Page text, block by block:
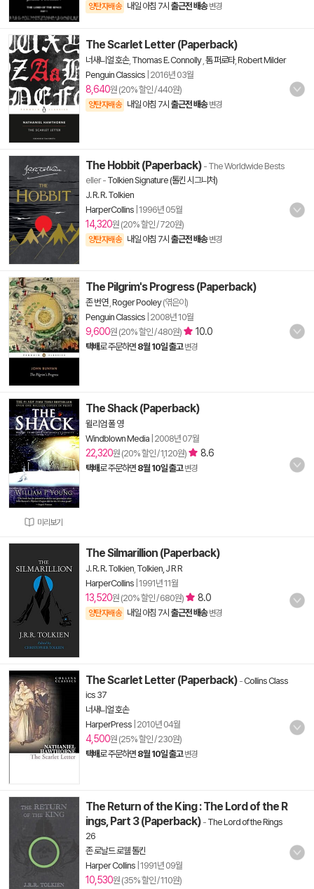
양탄자배송 내일 아침 7시 출근전 배송 변경
The Scarlet Letter (Paperback)
너새니얼 호손, Thomas E. Connolly, 톰 퍼로타, Robert Milder
Penguin Classics 2016년 03월
8,640원 (20% 할인 / 440원)
양탄자배송 내일 아침 7시 출근전 배송 변경
The Hobbit (Paperback) - The Worldwide Bests
eller- Tolkien Signature (톨킨 시그니처)
J. R. R. Tolkien
HarperCollins 1996년 05월
14,320원 (20% 할인 / 720원)
양탄자배송 내일 아침 7시 출근전 배송 변경
The Pilgrim's Progress (Paperback)
존 번연, Roger Pooley(엮은이)
Penguin Classics 2008년 10월
9,600원 (20% 할인 / 480원) 10.0
택배로 주문하면 8월 10일 출고 변경
미리보기
The Shack (Paperback)
윌리엄 폴 영
Windblown Media 2008년 07월
22,320원 (20% 할인 / 1,120원) 8.6
택배로 주문하면 8월 10일 출고 변경
The Silmarillion (Paperback)
J. R. R. Tolkien Tolkien, J R R
HarperCollins 1991년 11월
13,520원 (20% 할인 / 680원) 8.0
양탄자배송 내일 아침 7시 출근전 배송 변경
The Scarlet Letter (Paperback) -Collins Class
ics 37
너새니얼 호손
HarperPress 2010년 04월
4,500원 (25% 할인 / 230원)
택배로 주문하면 8월 10일 출고 변경
The Return of the King : The Lord of the R
ings, Part 3 (Paperback) - The Lord of the Rings
26
존 로날드 로웰 톨킨
Harper Collins 1991년 09월
10,530원 (35% 할인 / 110원)